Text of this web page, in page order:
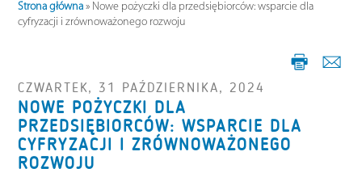
Strona główna » Nowe pożyczki dla przedsiębiorców: wsparcie dla
cyfryzacji i zrównoważonego rozwoju
CZWARTEK, 31 PAŹDZIERNIKA, 2024
NOWE POŻYCZKI DLA
PRZEDSIĘBIORCÓW: WSPARCIE DLA
CYFRYZACJI I ZRÓWNOWAŻONEGO
ROZWOJU